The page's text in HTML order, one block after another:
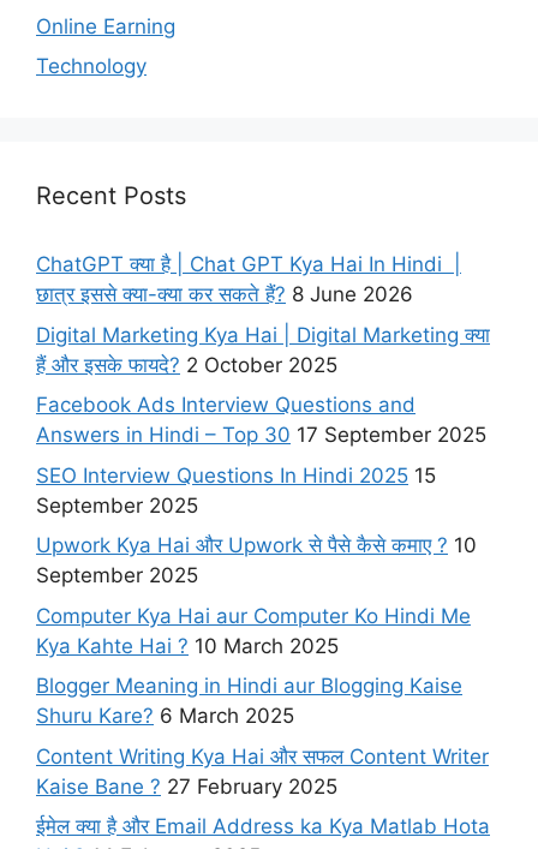
Online Earning
Technology
Recent Posts
ChatGPT क्या है | Chat GPT Kya Hai In Hindi |
छात्र इससे क्या-क्या कर सकते हैं? 8 June 2026
Digital Marketing Kya Hai | Digital Marketing क्या
हैं और इसके फायदे? 2 October 2025
Facebook Ads Interview Questions and
Answers in Hindi – Top 30 17 September 2025
SEO Interview Questions In Hindi 2025 15
September 2025
Upwork Kya Hai और Upwork से पैसे कैसे कमाए ? 10
September 2025
Computer Kya Hai aur Computer Ko Hindi Me
Kya Kahte Hai ? 10 March 2025
Blogger Meaning in Hindi aur Blogging Kaise
Shuru Kare? 6 March 2025
Content Writing Kya Hai​ और सफल Content Writer
Kaise Bane ? 27 February 2025
ईमेल क्या है और Email Address ka Kya Matlab Hota